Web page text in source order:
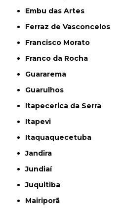
Embu das Artes
Ferraz de Vasconcelos
Francisco Morato
Franco da Rocha
Guararema
Guarulhos
Itapecerica da Serra
Itapevi
Itaquaquecetuba
Jandira
Jundiaí
Juquitiba
Mairiporã